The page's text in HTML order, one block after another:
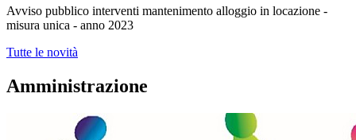
Avviso pubblico interventi mantenimento alloggio in locazione -
misura unica - anno 2023
Tutte le novità
Amministrazione